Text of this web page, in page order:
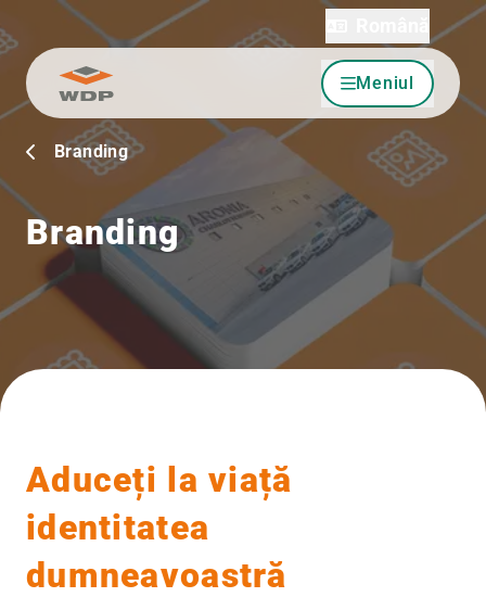
Sari la conținut Meniul
Branding
Branding
Aduceți la viață
identitatea
dumneavoastră